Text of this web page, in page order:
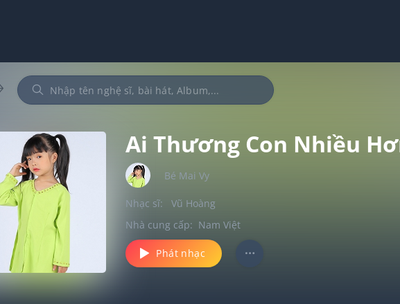
Ai Thương Con Nhiều
Bé Mai Vy
Nhạc sĩ: Vũ Hoàng
Nhà cung cấp: Nam Việt
Phát nhạc